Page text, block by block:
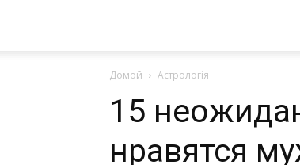
Домой Астрологія
15
нравятся